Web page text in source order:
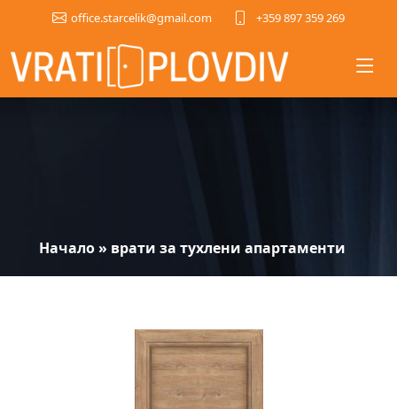
office.starcelik@gmail.com +359 897 359 269
Начало» врати за тухлени апартаменти